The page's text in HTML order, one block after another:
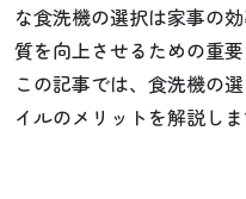
な食洗機の選択は家事の
質を向上させるための重要
この記事では、食洗機の
イルのメリットを解説しま